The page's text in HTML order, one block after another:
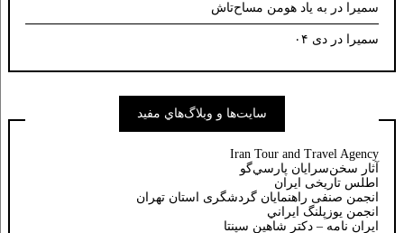
سمیرا در به یاد هومن مساح‌تاش
سمیرا دردی ۰۴
سايت‌ها و وبلاگ‌هاي مفيد
Iran Tour and Travel Agency
آثار سخن‌سرايان پارسي‌گو
اطلس تاریخی ایران
انجمن صنفی راهنمایان گردشگری استان تهران
انجمن يوزپلنگ ايراني
ایران نامه – دکتر شاهین سپنتا